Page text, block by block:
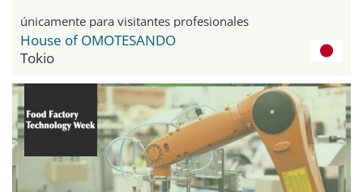
únicamente para visitantes profesionales
House of OMOTESANDO
Tokio